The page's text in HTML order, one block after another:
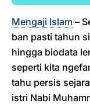
Mengaji Islam –
ban pasti tahun
hingga biodata
seperti kita
tahu persis
istri Nabi